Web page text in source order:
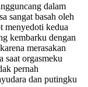
dalam
sangat basah oleh
menyedoti kedua
kembarku dengan
merasakan
saat orgasmeku
pernah
dan putingku